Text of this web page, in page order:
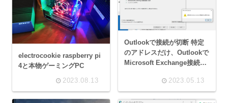
electrocookie raspberry pi
4と本物ゲーミングPC
2023.08.13
Outlookで接続が切断 特定
のアドレスだけ、Outlookで
Microsoft Exchange接続が
2023.05.13